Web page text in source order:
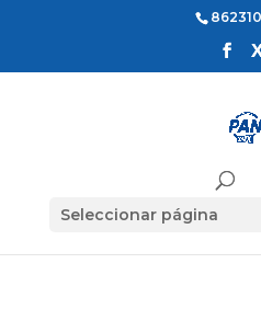
Seleccionar página